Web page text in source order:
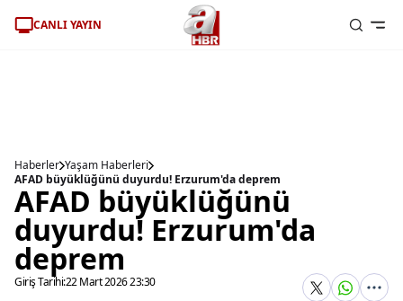
CANLI YAYIN
Haberler Yaşam Haberleri
AFAD büyüklüğünü duyurdu! Erzurum'da deprem
AFAD büyüklüğünü
duyurdu! Erzurum'da
deprem
Giriş Tarihi:22 Mart 2026 23:30